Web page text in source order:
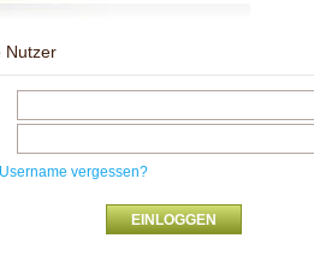
Nutzer
Username vergessen?